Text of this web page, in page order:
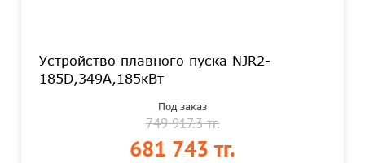
Устройство плавного пуска NJR2-
185D,349А,185кВт
Под заказ
749 917.3 тг.
681 743 тг.